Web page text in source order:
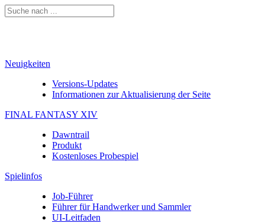
Neuigkeiten
Versions-Updates
Informationen zur Aktualisierung der Seite
FINAL FANTASY XIV
Dawntrail
Produkt
Kostenloses Probespiel
Spielinfos
Job-Führer
Führer für Handwerker und Sammler
UI-Leitfaden